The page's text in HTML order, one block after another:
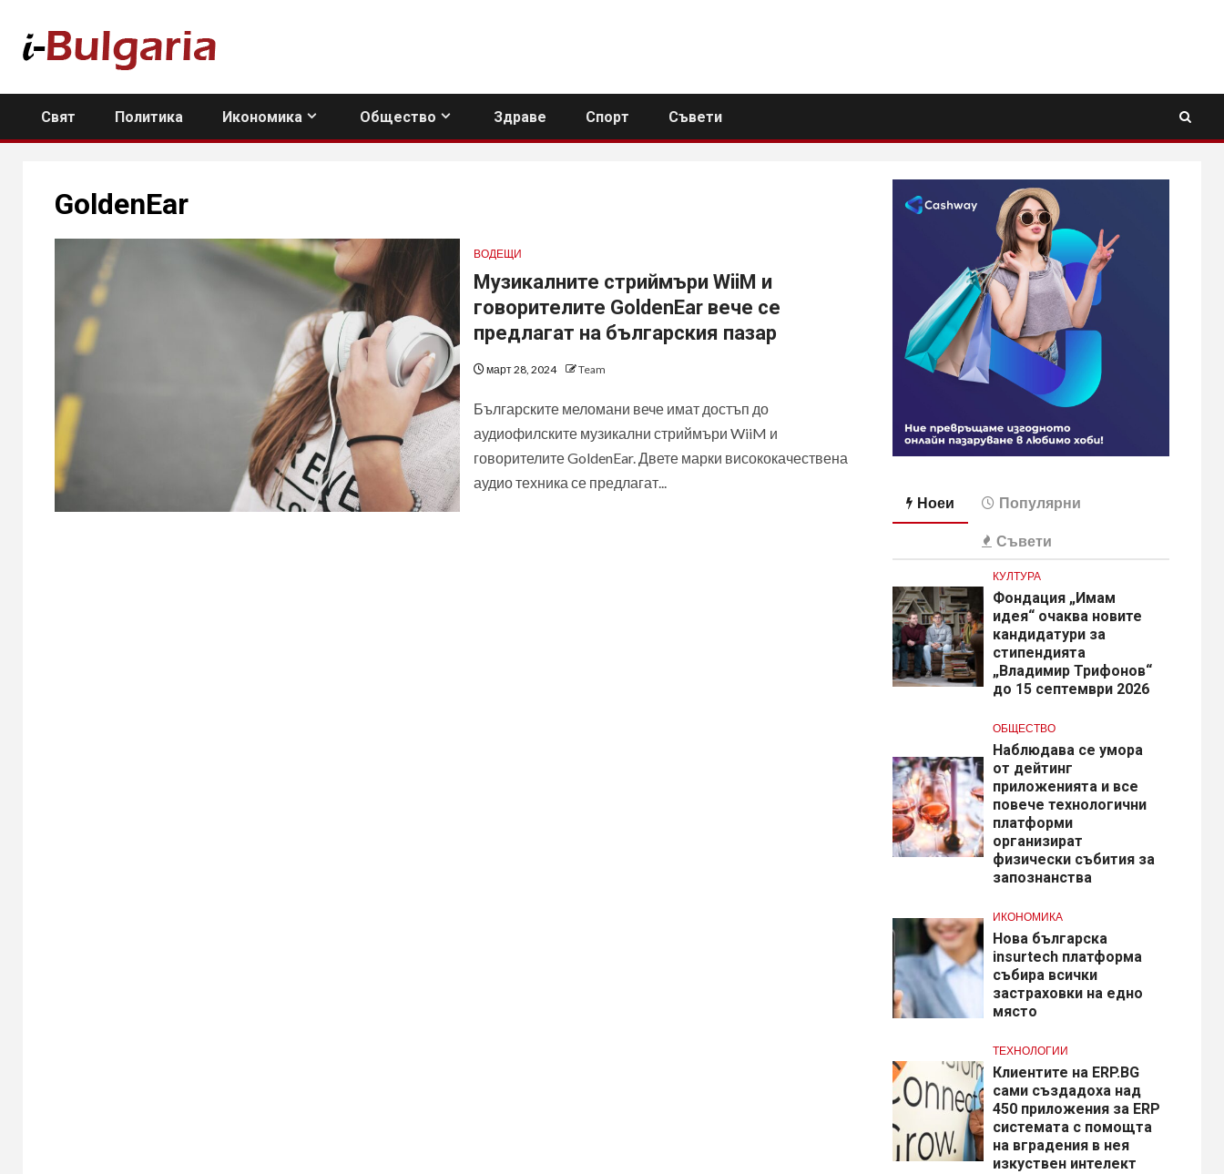
content
Свят Политика Икономика Общество Здраве Спорт Съвети
GoldenEar
ВОДЕЩИ
Музикалните стриймъри WiiM и
говорителите GoldenEar вече се
предлагат на българския пазар
март 28, 2024 Team
Българските меломани вече имат достъп до
аудиофилските музикални стриймъри WiiM и
говорителите GoldenEar. Двете марки висококачествена
аудио техника се предлагат...
Ноеи
Популярни
Съвети
КУЛТУРА
Фондация „Имам
идея“ очаква новите
кандидатури за
стипендията
„Владимир Трифонов“
до 15 септември 2026
ОБЩЕСТВО
Наблюдава се умора
от дейтинг
приложенията и все
повече технологични
платформи
организират
физически събития за
запознанства
ИКОНОМИКА
Нова българска
insurtech платформа
събира всички
застраховки на едно
място
ТЕХНОЛОГИИ
Клиентите на ERP.BG
сами създадоха над
450 приложения за ERP
системата с помощта
на вградения в нея
изкуствен интелект